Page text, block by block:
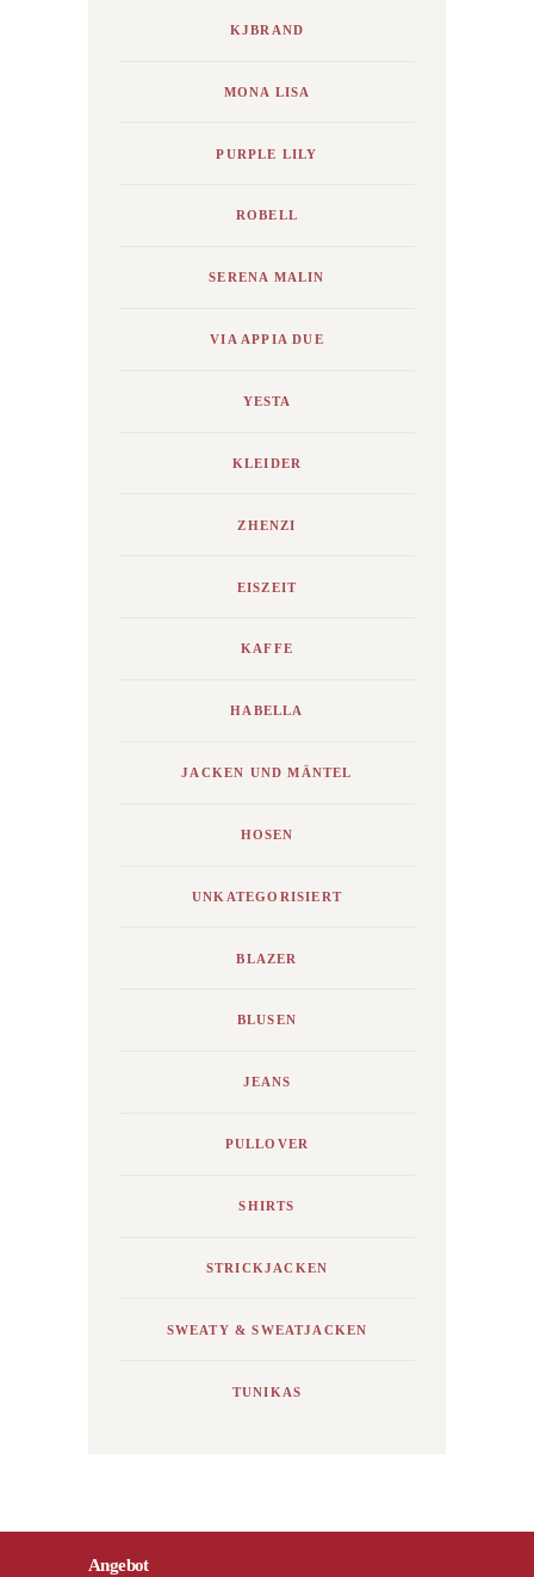
KJBRAND
MONA LISA
PURPLE LILY
ROBELL
SERENA MALIN
VIA APPIA DUE
YESTA
KLEIDER
ZHENZI
EISZEIT
KAFFE
HABELLA
JACKEN UND MÄNTEL
HOSEN
UNKATEGORISIERT
BLAZER
BLUSEN
JEANS
PULLOVER
SHIRTS
STRICKJACKEN
SWEATY & SWEATJACKEN
TUNIKAS
Angebot